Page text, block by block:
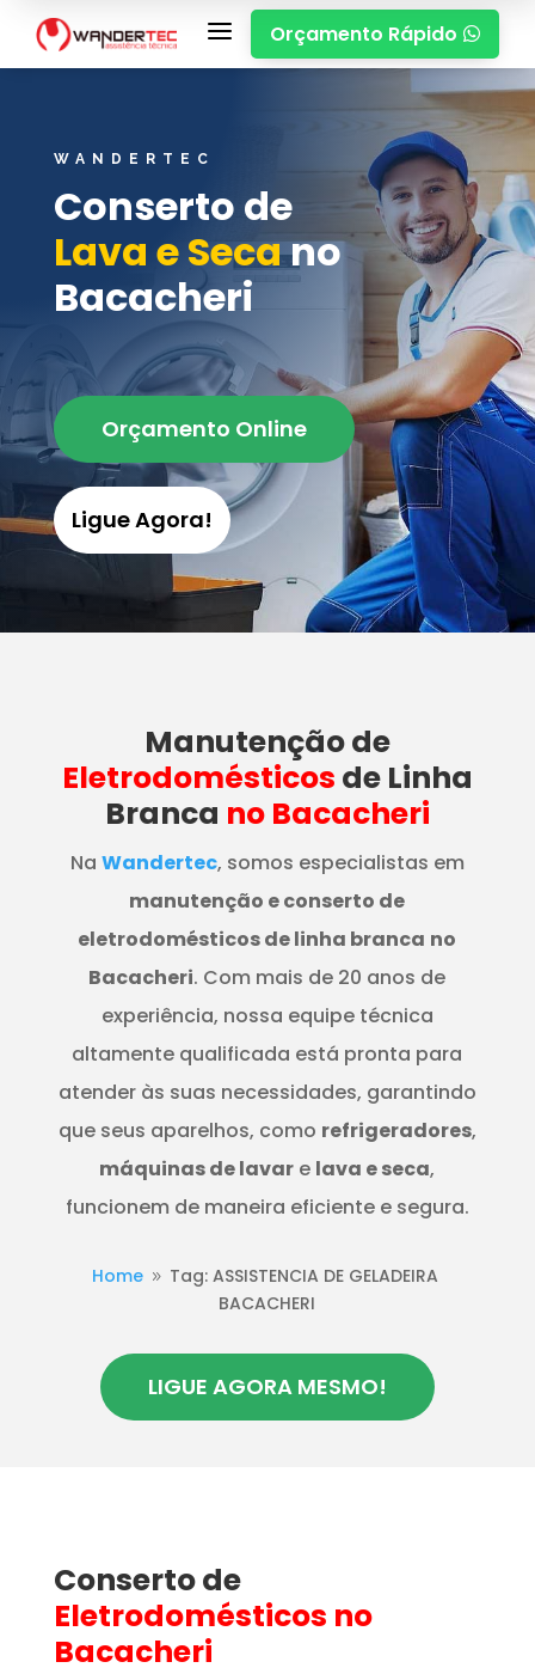
a Orçamento Rápido 
WANDERTEC
Conserto de
Lava e Secano
Bacacheri
Orçamento Online
Ligue Agora!
Manutençãode
Eletrodomésticos de Linha
Branca no Bacacheri
Na Wandertec, somos especialistas em
manutenção e conserto de
eletrodomésticos de linha branca no
Bacacheri. Com mais de 20 anos de
experiência, nossa equipe técnica
altamente qualificada está pronta para
atender às suas necessidades, garantindo
que seus aparelhos, como refrigeradores,
máquinas de lavar e lava e seca,
funcionem de maneira eficiente e segura.
Home 9 Tag: ASSISTENCIA DE GELADEIRA
BACACHERI
LIGUE AGORA MESMO!
Conserto de
Eletrodomésticos no
Bacacheri